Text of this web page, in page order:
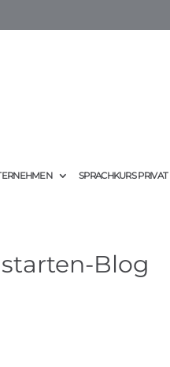
SPRACHKURS PRIVAT
Blog